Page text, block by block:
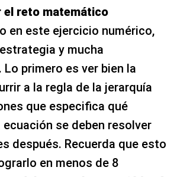
el reto matemático
en este ejercicio numérico,
y mucha
primero es ver bien la
a la regla de la jerarquía
que especifica qué
se deben resolver
después. Recuerda que esto
en menos de 8